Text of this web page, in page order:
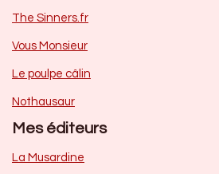
The Sinners.fr
Vous Monsieur
Le poulpe câlin
Nothausaur
Mes éditeurs
La Musardine